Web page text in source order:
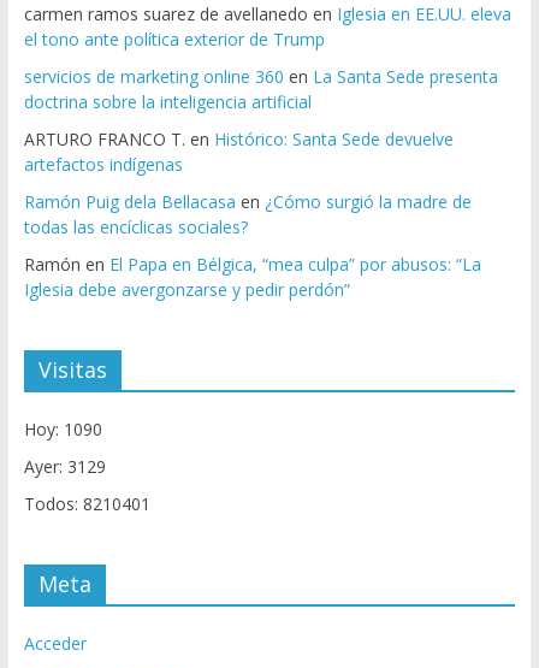
carmen ramos suarez de avellanedo en Iglesia en EE.UU. eleva
el tono ante política exterior de Trump
servicios de marketing online 360 en La Santa Sede presenta
doctrina sobre la inteligencia artificial
ARTURO FRANCO T. en Histórico: Santa Sede devuelve
artefactos indígenas
Ramón Puig dela Bellacasa en ¿Cómo surgió la madre de
todas las encíclicas sociales?
Ramón en El Papa en Bélgica, “mea culpa” por abusos: “La
Iglesia debe avergonzarse y pedir perdón”
Visitas
Hoy: 1090
Ayer: 3129
Todos: 8210401
Meta
Acceder